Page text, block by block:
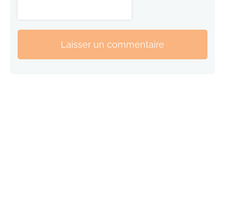
Laisser un commentaire